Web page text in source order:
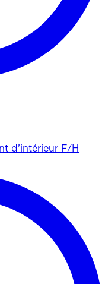
d’intérieur F/H